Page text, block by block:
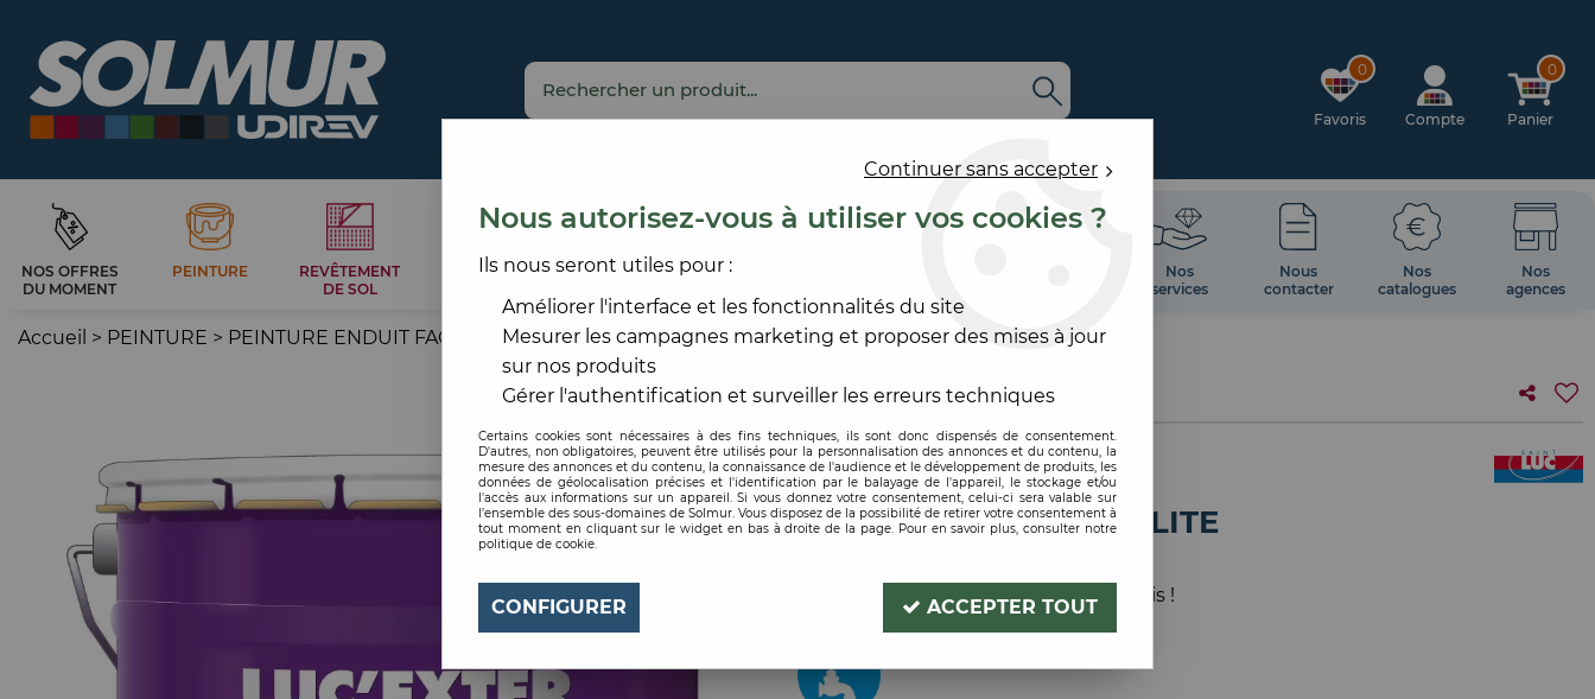
0
Favoris Compte
0
Panier
NOS OFFRES
DU MOMENT
PEINTURE
REVÊTEMENT
DE SOL
CARRELAGE
REVÊTEMENT
OUTILLAGE
Nos
services
Nous
contacter
Nos
catalogues
Nos
agences
Accueil > PEINTURE > PEINTURE ENDUIT FAÇADE >FILM MINCE D2 >ST LUC EXTER HYDROLITE
ST LUC
Code produit : 199065
ST LUC EXTER HYDROLITE
Soyez le premier à donner votre avis !
Continuer sans accepter
Nous autorisez-vous à utiliser vos cookies ?
Ils nous seront utiles pour :
Améliorer l'interface et les fonctionnalités du site
Mesurer les campagnes marketing et proposer des mises à jour
sur nos produits
Gérer l'authentification et surveiller les erreurs techniques
Certains cookies sont nécessaires à des fins techniques, ils sont donc dispensés de consentement.
D'autres, non obligatoires, peuvent être utilisés pour la personnalisation des annonces et du contenu, la
mesure des annonces et du contenu, la connaissance de l'audience et le développement de produits, les
données de géolocalisation précises et l'identification par le balayage de l'appareil, le stockage et/ou
l'accès aux informations sur un appareil. Si vous donnez votre consentement, celui-ci sera valable sur
l’ensemble des sous-domaines de Solmur. Vous disposez de la possibilité de retirer votre consentement à
tout moment en cliquant sur le widget en bas à droite de la page. Pour en savoir plus, consulter notre
politique de cookie.
CONFIGURER ACCEPTER TOUT